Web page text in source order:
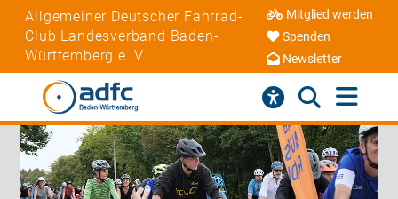
Allgemeiner Deutscher Fahrrad-
Club Landesverband Baden-
Württemberg e. V.
Mitglied werden
Spenden
Newsletter